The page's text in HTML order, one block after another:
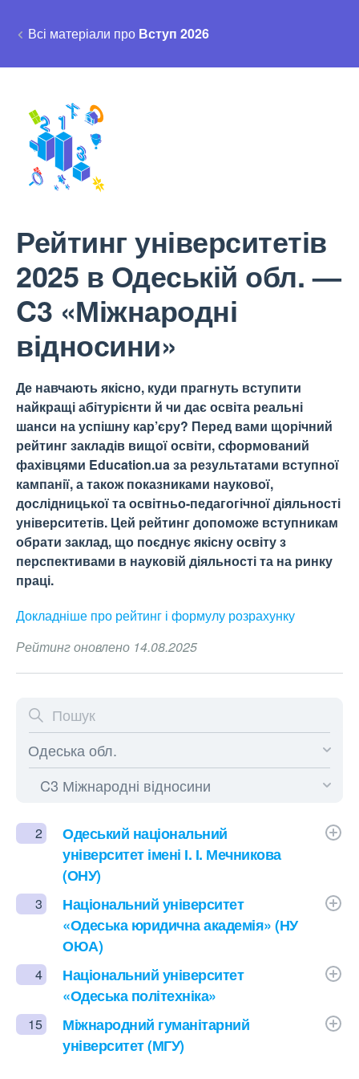
Всі матеріали про Вступ 2026
Рейтинг університетів
2025 в Одеській обл. —
C3 «Міжнародні
відносини»
Де навчають якісно, куди прагнуть вступити
найкращі абітурієнти й чи дає освіта реальні
шанси на успішну кар’єру? Перед вами щорічний
рейтинг закладів вищої освіти, сформований
фахівцями Education.ua за результатами вступної
кампанії, а також показниками наукової,
дослідницької та освітньо-педагогічної діяльності
університетів. Цей рейтинг допоможе вступникам
обрати заклад, що поєднує якісну освіту з
перспективами в науковій діяльності та на ринку
праці.
Докладніше про рейтинг і формулу розрахунку
Рейтинг оновлено 14.08.2025
2
Одеський національний
університет імені І. І. Мечникова
(ОНУ)
3
Національний університет
«Одеська юридична академія» (НУ
ОЮА)
4
Національний університет
«Одеська політехніка»
15
Міжнародний гуманітарний
університет (МГУ)